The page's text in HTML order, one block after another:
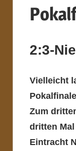
2:3-
Vielleicht
Zum
dritten
Eintracht